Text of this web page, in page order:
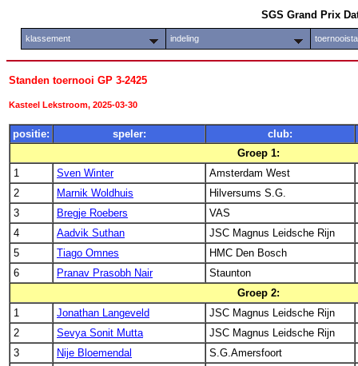
SGS Grand Prix
klassement indeling
Standen toernooi GP 3-2425
Kasteel Lekstroom, 2025-03-30
positie: speler:
club:
Groep 1:
1
Sven Winter
Amsterdam West
2
Marnik Woldhuis
Hilversums S.G.
3
Bregje Roebers
VAS
4
Aadvik Suthan
JSC Magnus Leidsche Rijn
5
Tiago Omnes
HMC Den Bosch
6
Pranav Prasobh Nair
Staunton
Groep 2:
1
Jonathan Langeveld
JSC Magnus Leidsche Rijn
2
Sevya Sonit Mutta
JSC Magnus Leidsche Rijn
3
Nije Bloemendal
S.G.Amersfoort